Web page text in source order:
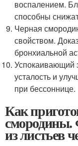
воспалением.
способны
Черная
свойством.
бронхиальной
Успокаивающий
усталость и
при бессоннице.
Как
смородины.
из листьев